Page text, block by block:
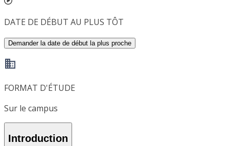
DATE DE DÉBUT AU PLUS TÔT
Demander la date de début la plus proche
FORMAT D'ÉTUDE
Sur le campus
Introduction